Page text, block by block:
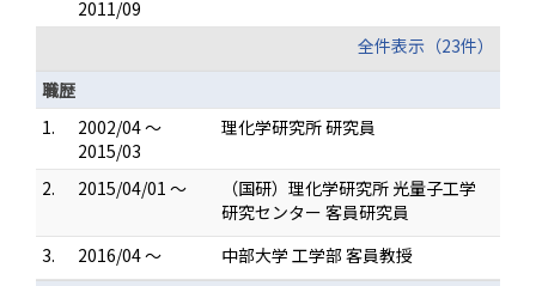
2011/09
全件表示（23件）
職歴
1.
2002/04 ～
2015/03
理化学研究所 研究員
2. 2015/04/01 ～
（国研）理化学研究所 光量子工学
研究センター 客員研究員
3.
2016/04 ～
中部大学 工学部 客員教授